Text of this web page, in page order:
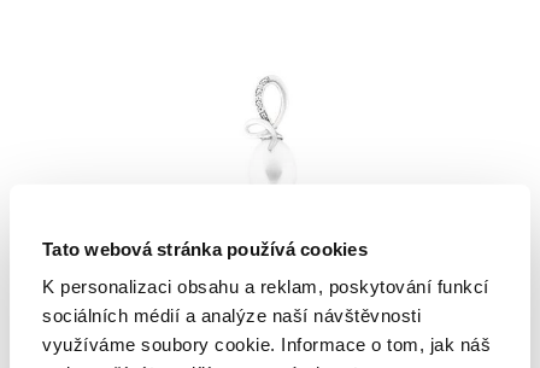
Tato webová stránka používá cookies
K personalizaci obsahu a reklam, poskytování funkcí
sociálních médií a analýze naší návštěvnosti
využíváme soubory cookie. Informace o tom, jak náš
ZLATÝ PŘÍVĚSEK S PERLOU A
Altman Diamond